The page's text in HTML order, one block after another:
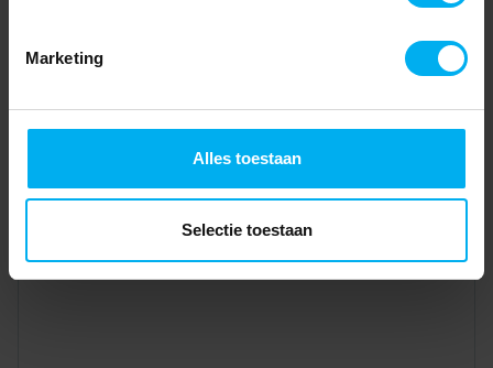
Marketing
Alles toestaan
Selectie toestaan